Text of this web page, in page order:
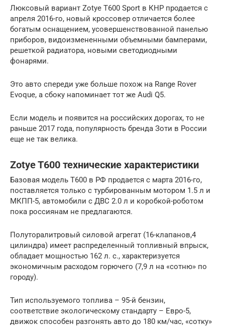
Люксовый вариант Zotye T600 Sport в КНР продается с
апреля 2016-го, новый кроссовер отличается более
богатым оснащением, усовершенствованной панелью
приборов, видоизмененными объемными бамперами,
решеткой радиатора, новыми светодиодными
фонарями.
Это авто спереди уже больше похож на Range Rover
Evoque, а сбоку напоминает тот же Audi Q5.
Если модель и появится на российских дорогах, то не
раньше 2017 года, популярность бренда Зоти в России
еще не так велика.
Zotye T600 технические характеристики
Базовая модель T600 в РФ продается с марта 2016-го,
поставляется только с турбированным мотором 1.5 л и
МКПП-5, автомобили с ДВС 2.0 л и коробкой-роботом
пока россиянам не предлагаются.
Полуторалитровый силовой агрегат (16-клапанов,4
цилиндра) имеет распределенный топливный впрыск,
обладает мощностью 162 л. с., характеризуется
экономичным расходом горючего (7,9 л на «сотню» по
городу).
Тип используемого топлива – 95-й бензин,
соответствие экологическому стандарту – Евро-5,
движок способен разгонять авто до 180 км/час, «сотку»